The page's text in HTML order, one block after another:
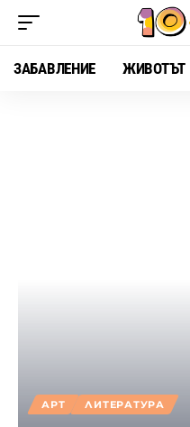
ЗАБАВЛЕНИЕ ЖИВОТЪТ
АРТ ЛИТЕРАТУРА